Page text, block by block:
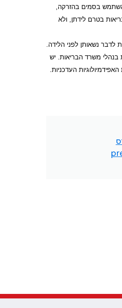
אחת (3%) נדבקה משימוש בסמים בהזרקה, אחת (3%) מבן זוגה שהשתמש בסמים בהזרקה,
בטרם לידתן, ולא
לדבר נשאותן לפני הלידה.
בנהלי משרד הבריאות. יש
העדכניות.